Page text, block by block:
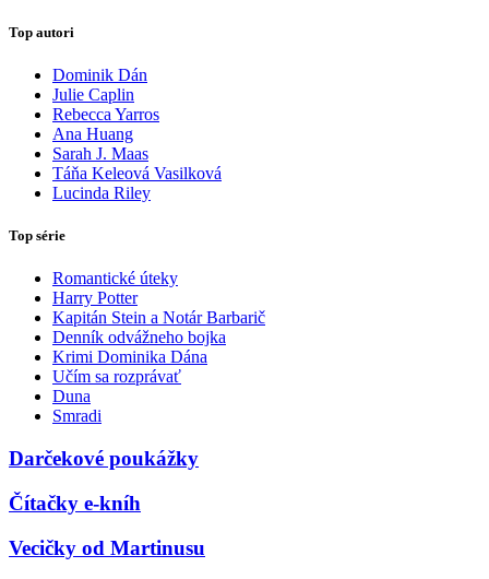
Top autori
Dominik Dán
Julie Caplin
Rebecca Yarros
Ana Huang
Sarah J. Maas
Táňa Keleová Vasilková
Lucinda Riley
Top série
Romantické úteky
Harry Potter
Kapitán Stein a Notár Barbarič
Denník odvážneho bojka
Krimi Dominika Dána
Učím sa rozprávať
Duna
Smradi
Darčekové poukážky
Čítačky e-kníh
Vecičky od Martinusu